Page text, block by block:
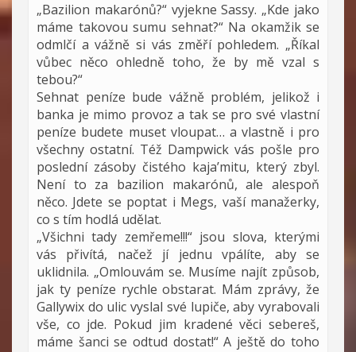
„Bazilion makarónů?“ vyjekne Sassy. „Kde jako
máme takovou sumu sehnat?“ Na okamžik se
odmlčí a vážně si vás změří pohledem. „Říkal
vůbec něco ohledně toho, že by mě vzal s
tebou?“
Sehnat peníze bude vážně problém, jelikož i
banka je mimo provoz a tak se pro své vlastní
peníze budete muset vloupat… a vlastně i pro
všechny ostatní. Též Dampwick vás pošle pro
poslední zásoby čistého kaja’mitu, který zbyl.
Není to za bazilion makarónů, ale alespoň
něco. Jdete se poptat i Megs, vaší manažerky,
co s tím hodlá udělat.
„Všichni tady zemřeme!!!“ jsou slova, kterými
vás přivítá, načež jí jednu vpálíte, aby se
uklidnila. „Omlouvám se. Musíme najít způsob,
jak ty peníze rychle obstarat. Mám zprávy, že
Gallywix do ulic vyslal své lupiče, aby vyrabovali
vše, co jde. Pokud jim kradené věci sebereš,
máme šanci se odtud dostat!“ A ještě do toho